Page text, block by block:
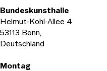
Bundeskunsthalle
Helmut-Kohl-Allee 4
53113 Bonn,
Deutschland
Öffnungszeiten
Montag